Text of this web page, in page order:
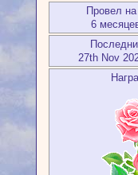
Провел
6
27th Nov